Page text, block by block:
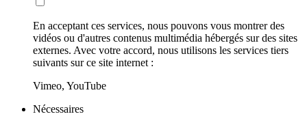
En acceptant ces services, nous pouvons vous montrer des
vidéos ou d'autres contenus multimédia hébergés sur des sites
externes. Avec votre accord, nous utilisons les services tiers
suivants sur ce site internet :
Vimeo, YouTube
Nécessaires